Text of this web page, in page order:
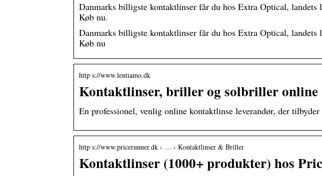
Danmarks billigste kontaktlinser får du hos Extra Optical,
Køb nu.
Danmarks billigste kontaktlinser får du hos Extra Optical,
Køb nu
http s://www.lentiamo.dk
Kontaktlinser, briller og solbriller online
En professionel, venlig online kontaktlinse leverandør, der
http s://www.pricerunner.dk › … › Kontaktlinser & Briller
Kontaktlinser (1000+ produkter) hos